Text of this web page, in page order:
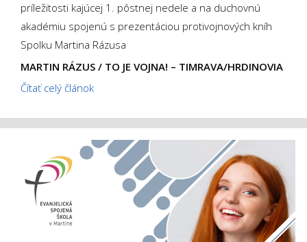
príležitosti kajúcej 1. pôstnej nedele a na duchovnú
akadémiu spojenú s prezentáciou protivojnových kníh
Spolku Martina Rázusa
MARTIN RÁZUS / TO JE VOJNA! – TIMRAVA/HRDINOVIA
Čítať celý článok